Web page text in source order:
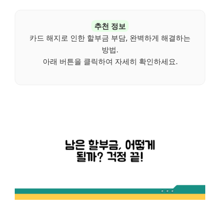
추천 정보
카드 해지로 인한 할부금 부담, 완벽하게 해결하는
방법.
아래 버튼을 클릭하여 자세히 확인하세요.